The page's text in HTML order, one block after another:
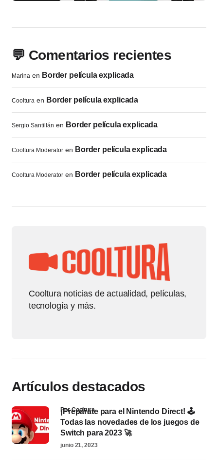
💬 Comentarios recientes
Marina en Border película explicada
Cooltura en Border película explicada
Sergio Santillán en Border película explicada
Cooltura Moderator en Border película explicada
Cooltura Moderator en Border película explicada
Cooltura noticias de actualidad, películas,
tecnología y más.
Artículos destacados
¡Prepárate para el Nintendo Direct! 🕹️
Todas las novedades de los juegos de
Switch para 2023 🚀
por Cooltura
junio 21, 2023